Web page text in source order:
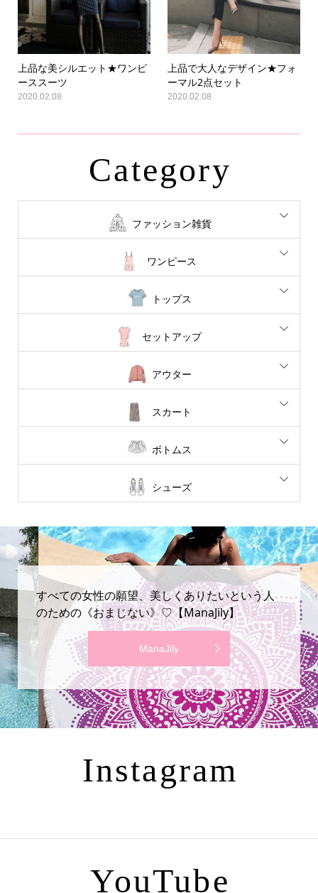
上品な美シルエット★ワンピ
ーススーツ
2020.02.08
上品で大人なデザイン★フォ
ーマル2点セット
2020.02.08
Category
ファッション雑貨
ワンピース
トップス
セットアップ
アウター
スカート
ボトムス
シューズ
すべての女性の願望、美しくありたいという人
のための《おまじない》♡【ManaJily】
ManaJily
Instagram
YouTube